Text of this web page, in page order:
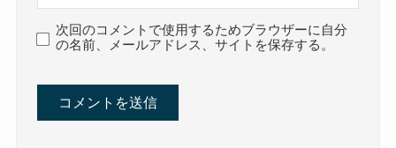
次回のコメントで使用するためブラウザーに自分
の名前、メールアドレス、サイトを保存する。